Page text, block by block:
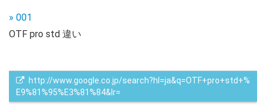
» 001
OTF pro std 違い
http://www.google.co.jp/search?hl=ja&q=OTF+pro+std+%
E9%81%95%E3%81%84&lr=